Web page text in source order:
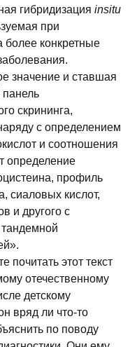
гибридизация insitu
при
более конкретные
значение и ставшая
скрининга,
с определением
и соотношения
определение
профиль
сиаловых кислот,
и другого с
почитать этот текст
отечественному
детскому
вряд ли что-то
по поводу